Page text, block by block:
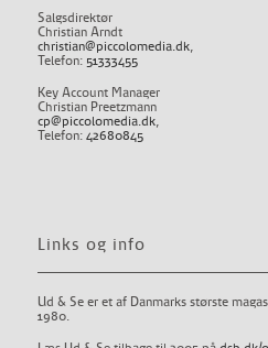
Salgsdirektør
Christian Arndt
christian@piccolomedia.dk,
Telefon: 51333455
Key Account Manager
Christian Preetzmann
cp@piccolomedia.dk,
Telefon: 42680845
Links og info
Ud & Se er et af Danmarks største
1980.